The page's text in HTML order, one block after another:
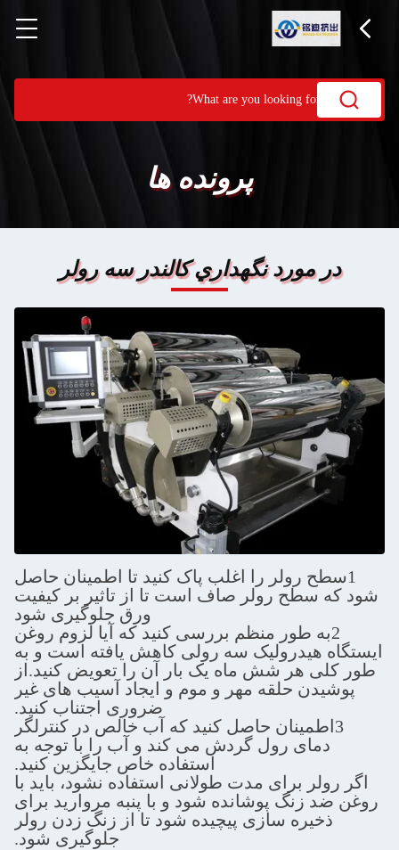
پرونده ها
در مورد نگهداري كالندر سه رولر
1سطح رولر را اغلب پاک کنید تا اطمینان حاصل
شود که سطح رولر صاف است تا از تاثیر بر کیفیت
ورق جلوگیری شود
2به طور منظم بررسی کنید که آیا لزوم روغن
ایستگاه هیدرولیک سه رولی کاهش یافته است و به
طور کلی هر شش ماه یک بار آن را تعویض کنید.از
پوشیدن حلقه مهر و موم و ایجاد آسیب های غیر
ضروری اجتناب کنید.
3اطمینان حاصل کنید که آب خالص در کنترلگر
دمای رول گردش می کند و آب را با توجه به
استفاده خاص جایگزین کنید.
اگر رولر برای مدت طولانی استفاده نشود، باید با
روغن ضد زنگ پوشانده شود و با پنبه مروارید برای
ذخیره سازی پیچیده شود تا از زنگ زدن رولر
جلوگیری شود.